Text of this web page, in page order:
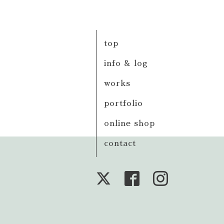
top
info & log
works
portfolio
online shop
contact